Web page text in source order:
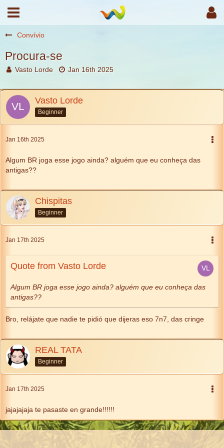
Convívio
Procura-se
Vasto Lorde Jan 16th 2025
Vasto Lorde
Beginner
Jan 16th 2025
Algum BR joga esse jogo ainda? alguém que eu conheça das
antigas??
Chispitas
Beginner
Jan 17th 2025
Quote from Vasto Lorde
Algum BR joga esse jogo ainda? alguém que eu conheça das
antigas??
Bro, relájate que nadie te pidió que dijeras eso 7n7, das cringe
REAL TATA
Beginner
Jan 17th 2025
jajajajaja te pasaste en grande!!!!!!